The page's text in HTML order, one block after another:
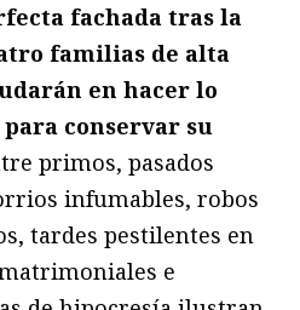
fachada tras la
familias de alta
en hacer lo
conservar su
primos, pasados
infumables, robos
tardes pestilentes en
e